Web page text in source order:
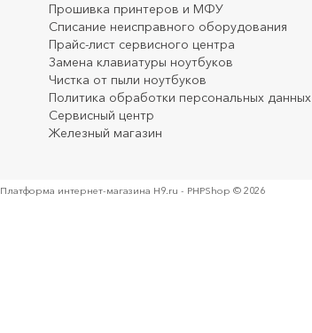
Прошивка принтеров и МФУ
Списание неисправного оборудования
Прайс-лист сервисного центра
Замена клавиатуры ноутбуков
Чистка от пыли ноутбуков
Политика обработки персональных данных
Сервисный центр
Железный магазин
Платформа интернет-магазина H9.ru - PHPShop © 2026